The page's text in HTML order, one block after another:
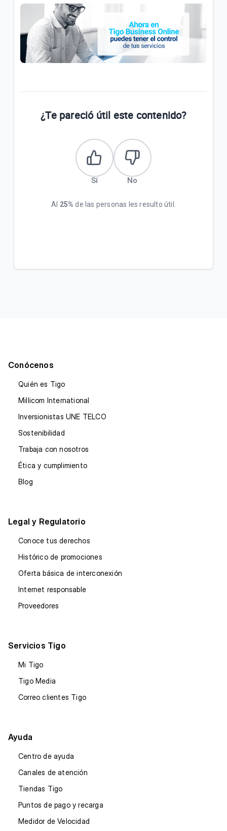
¿Te pareció útil este contenido?
Sí No
Al 25% de las personas les resulto útil.
Conócenos
Quién es Tigo
Millicom International
Inversionistas UNE TELCO
Sostenibilidad
Trabaja con nosotros
Ética y cumplimiento
Blog
Legal y Regulatorio
Conoce tus derechos
Histórico de promociones
Oferta básica de interconexión
Internet responsable
Proveedores
Servicios Tigo
Mi Tigo
Tigo Media
Correo clientes Tigo
Ayuda
Centro de ayuda
Canales de atención
Tiendas Tigo
Puntos de pago y recarga
Medidor de Velocidad